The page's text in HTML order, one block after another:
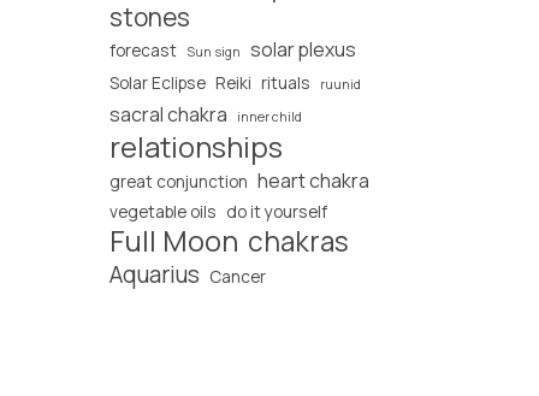
stones
forecast Sun sign solar plexus
Solar Eclipse Reiki rituals ruunid
sacral chakra inner child
relationships
great conjunction heart chakra
vegetable oils do it yourself
Full Moon chakras
Aquarius Cancer